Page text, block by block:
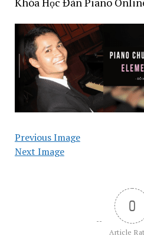
Previous Image
Next Image
0
Article